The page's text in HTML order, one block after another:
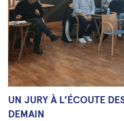
UN JURY À L’ÉCOUTE
DEMAIN